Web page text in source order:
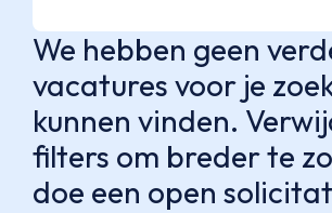
We hebben geen
vacatures voor je
kunnen vinden.
filters om breder te
doe een open